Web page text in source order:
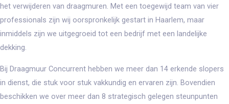
het verwijderen van draagmuren. Met een toegewijd team van vier
professionals zijn wij oorspronkelijk gestart in Haarlem, maar
inmiddels zijn we uitgegroeid tot een bedrijf met een landelijke
dekking.
Bij Draagmuur Concurrent hebben we meer dan 14 erkende slopers
in dienst, die stuk voor stuk vakkundig en ervaren zijn. Bovendien
beschikken we over meer dan 8 strategisch gelegen steunpunten